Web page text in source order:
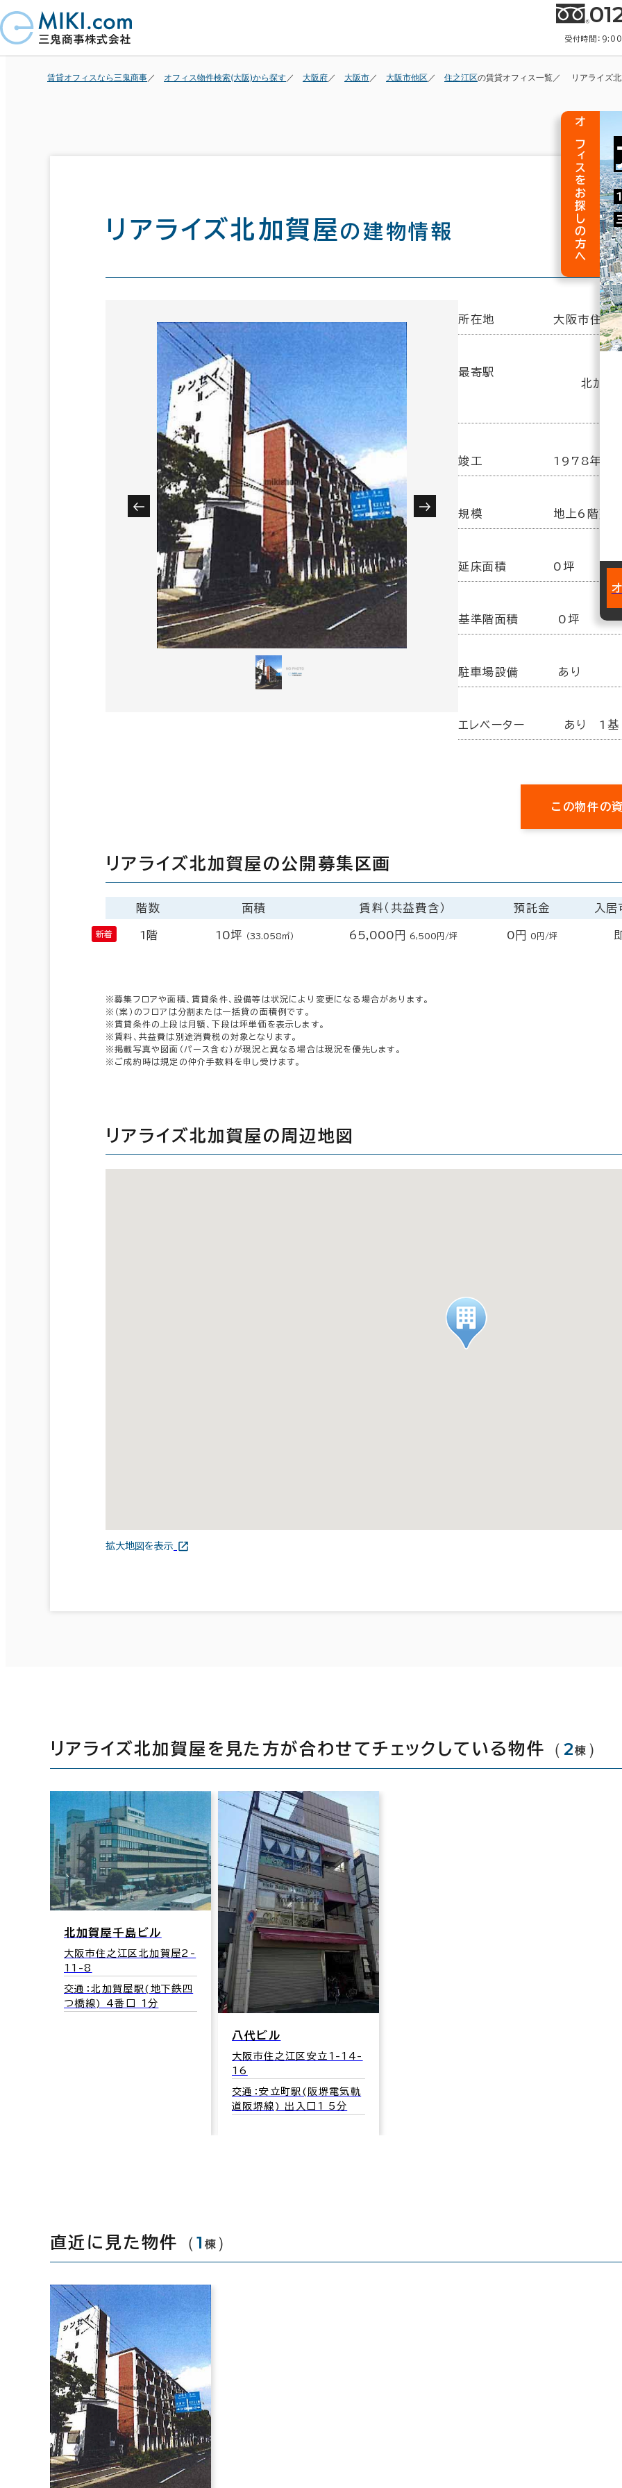
受付時間：
賃貸オフィスなら三鬼商事 オフィス物件検索(大阪)から探す 大阪府 大阪市 大阪市他区 住之江区の賃貸オフィス一覧 リアライズ
リアライズ北加賀屋 の建物情報
所在地 大阪市住
最寄駅
北加賀
竣工 1978年 4
規模 地上6階建
延床面積 0坪
基準階面積 0坪
駐車場設備 あり
エレベーター あり 1基
この物件の
リアライズ北加賀屋の公開募集区画
階数 面積 賃料（共益費含） 預託金 入居
1階 10坪 （33.058㎡） 65,000円 6,500円/坪 0円 0円/坪
※募集フロアや面積、賃貸条件、設備等は状況により変更になる場合があります。
※（案）のフロアは分割または一括貸の面積例です。
※賃貸条件の上段は月額、下段は坪単価を表示します。
※賃料、共益費は別途消費税の対象となります。
※掲載写真や図面（パース含む）が現況と異なる場合は現況を優先します。
※ご成約時は規定の仲介手数料を申し受けます。
リアライズ北加賀屋の周辺地図
拡大地図を表示
リアライズ北加賀屋を見た方が合わせてチェックしている物件 （ 2棟 ）
北加賀屋千島ビル
大阪市住之江区北加賀屋2-
11-8
交通：北加賀屋駅(地下鉄四
つ橋線) 4番口 1分
八代ビル
大阪市住之江区安立1-14-
16
交通：安立町駅(阪堺電気軌
道阪堺線) 出入口1 5分
直近に見た物件 （1 棟 ）
オフィスをお探しの方へ